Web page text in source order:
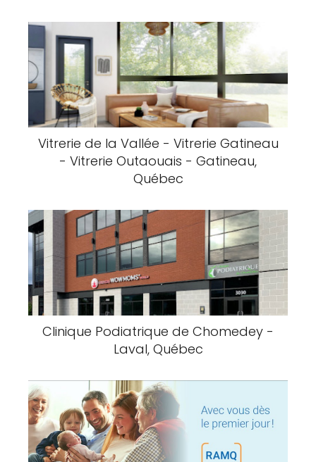
Vitrerie de la Vallée - Vitrerie Gatineau
- Vitrerie Outaouais - Gatineau,
Québec
Clinique Podiatrique de Chomedey -
Laval, Québec